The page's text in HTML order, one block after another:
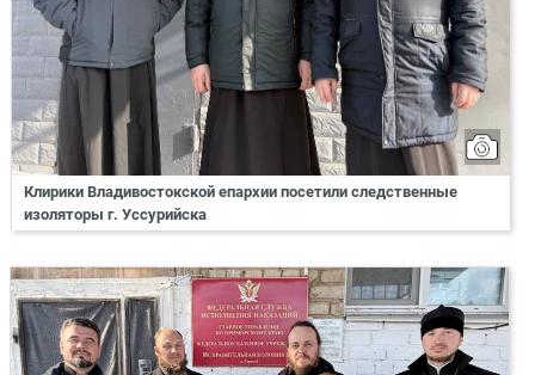
Клирики Владивостокской епархии посетили следственные
изоляторы г. Уссурийска